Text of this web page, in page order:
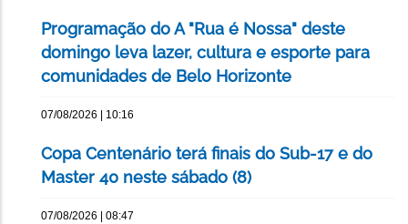
Programação do A "Rua é Nossa" deste
domingo leva lazer, cultura e esporte para
comunidades de Belo Horizonte
07/08/2026 | 10:16
Copa Centenário terá finais do Sub-17 e do
Master 40 neste sábado (8)
07/08/2026 | 08:47